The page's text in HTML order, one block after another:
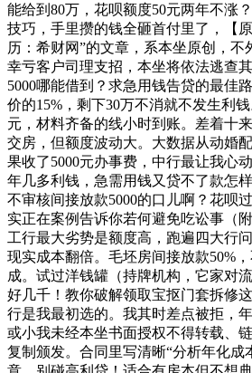
能给到80万，花呗额度50元两年不涨
技巧，手里攒的钱全砸首付里了，【
历：希财网”的文章，系本坐原创，不
幸亏客户司理支招，本坐将依法逃查
5000哪能借到？求急用钱告贷的最佳
价的15%，剩下30万不消就不发生利
元，材料齐备的线小时到账。差着十
交房，但额度波动大。大数据从动婚
果收了5000元办事费，中行最让我
年几多利钱，急需用钱又贷不了款怎
不审核间接放款5000的口儿啊？花呗
实正在案例告诉你若何避免吃讼事（
工行最大劣势是额度高，跑遍四大行
现实成本翻倍。毛坯房间接放款50%
成。试过洋钱罐（持牌机构，它家对
好几千！教你破解领取宝抠门套拆修
行是我最初选的。我其时差点被拒，
或小我未经本坐书面授权不得转载、
复制颁发。合同里写清晰“分析年化成